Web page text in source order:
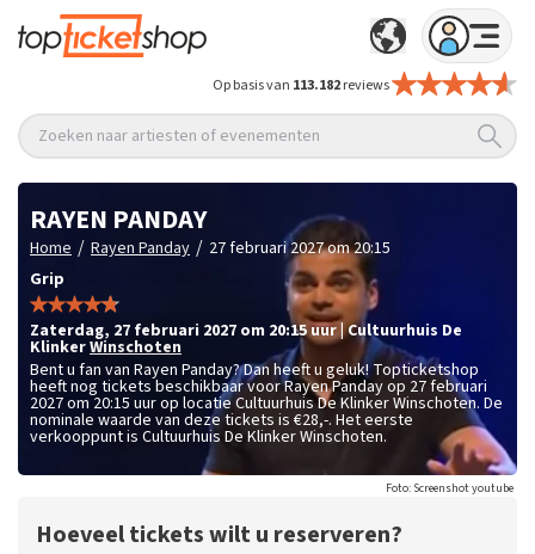
Op basis van 113.182reviews
Zoeken naar artiesten of evenementen
RAYEN PANDAY
Home / Rayen Panday / 27 februari 2027 om 20:15
Grip
zaterdag, 27 februari 2027 om 20:15 uur|Cultuurhuis De
KlinkerWinschoten
Bent u fan van Rayen Panday? Dan heeft u geluk! Topticketshop
heeft nog tickets beschikbaar voor Rayen Panday op 27 februari
2027 om 20:15 uur op locatie Cultuurhuis De Klinker Winschoten. De
nominale waarde van deze tickets is €28,-. Het eerste
verkooppunt is Cultuurhuis De Klinker Winschoten.
Foto: Screenshot youtube
Hoeveel tickets wilt u reserveren?